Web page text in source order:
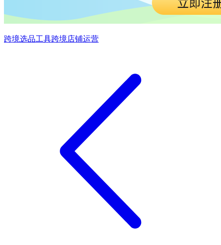
跨境选品工具跨境店铺运营